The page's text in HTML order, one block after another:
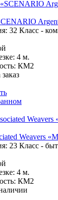
32 Класс -
4 м.
КМ2
Weavers
23 Класс -
4 м.
КМ2